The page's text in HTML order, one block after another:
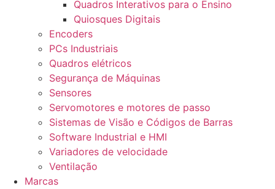
Quadros Interativos para o Ensino
Quiosques Digitais
Encoders
PCs Industriais
Quadros elétricos
Segurança de Máquinas
Sensores
Servomotores e motores de passo
Sistemas de Visão e Códigos de Barras
Software Industrial e HMI
Variadores de velocidade
Ventilação
Marcas